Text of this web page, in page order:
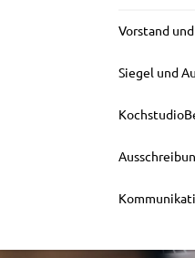
Vorstand
Siegel und
Kochstudio